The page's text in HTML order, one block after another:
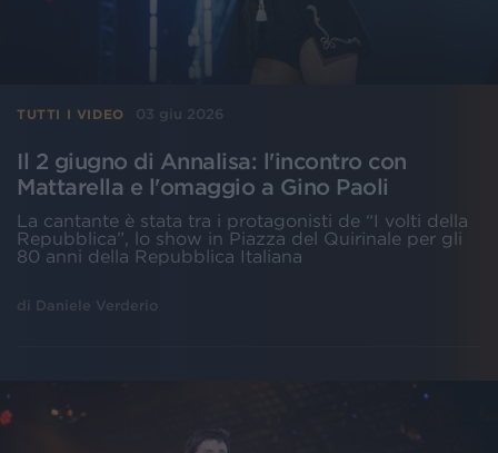
TUTTI I VIDEO 03 giu 2026
Il 2 giugno di Annalisa: l'incontro con
Mattarella e l'omaggio a Gino Paoli
La cantante è stata tra i protagonisti de “I volti della
Repubblica”, lo show in Piazza del Quirinale per gli
80 anni della Repubblica Italiana
di Daniele Verderio